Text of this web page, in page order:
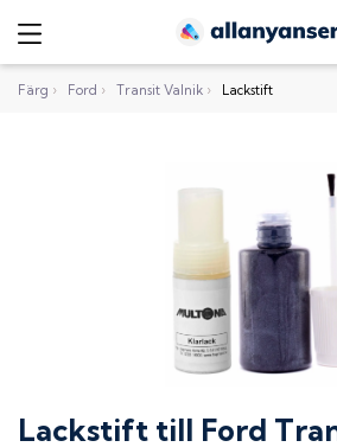
Färg › Ford › Transit Valnik › Lackstift
Lackstift till Ford